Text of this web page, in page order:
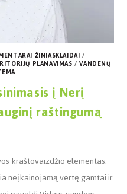
ŽINIASKLAIDAI/
PLANAVIMAS/VANDENŲ
į Nerį
raštingumą
kraštovaizdžio elementas.
neįkainojamą vertę gamtai ir